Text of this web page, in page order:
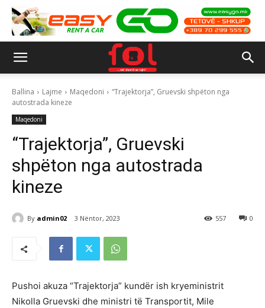
Ballina Lajme Maqedoni
“Trajektorja”, Gruevski shpëton nga
autostrada kineze
Maqedoni
“Trajektorja”, Gruevski
shpëton nga autostrada
kineze
By admin02 3 Nëntor, 2023 0
557
Pushoi akuza “Trajektorja” kundër ish kryeministrit
Nikolla Gruevski dhe ministri të Transportit, Mile